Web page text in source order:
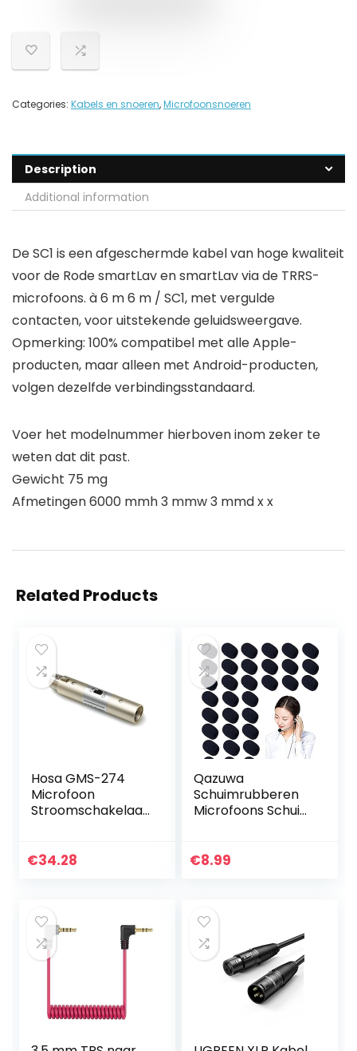
Categories: Kabels en snoeren,Microfoonsnoeren
Description
Additional information
De SC1 is een afgeschermde kabel van hoge kwaliteit
voor de Rode smartLav en smartLav via de TRRS-
microfoons. à 6 m 6 m / SC1, met vergulde
contacten, voor uitstekende geluidsweergave.
Opmerking: 100% compatibel met alle Apple-
producten, maar alleen met Android-producten,
volgen dezelfde verbindingsstandaard.
Voer het modelnummer hierboven inom zeker te
weten dat dit past.
Gewicht 75 mg
Afmetingen 6000 mmh 3 mmw 3 mmd x x
Related Products
Hosa GMS-274
Microfoon
Stroomschakelaar,
€34.28
Qazuwa
Schuimrubberen
Microfoons Schuim
Microfoon Voorruit
€8.99